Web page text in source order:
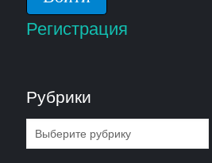
Регистрация
Рубрики
Рубрики